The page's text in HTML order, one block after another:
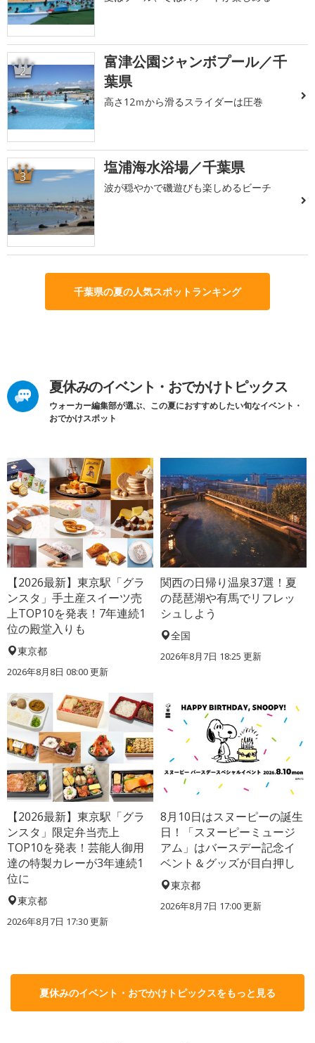
2
富津公園ジャンボプール／千
葉県
高さ12ｍから滑るスライダーは圧巻
3 塩浦海水浴場／千葉県
波が穏やかで磯遊びも楽しめるビーチ
千葉県の夏の人気スポットランキング
夏休みのイベント・おでかけトピックス
ウォーカー編集部が選ぶ、この夏におすすめしたい旬なイベント・
おでかけスポット
【2026最新】東京駅「グラ
ンスタ」手土産スイーツ売
上TOP10を発表！7年連続1
位の殿堂入りも
東京都
2026年8月8日 08:00更新
関西の日帰り温泉37選！夏
の琵琶湖や有馬でリフレッ
シュしよう
全国
2026年8月7日 18:25 更新
【2026最新】東京駅「グラ
ンスタ」限定弁当売上
TOP10を発表！芸能人御用
達の特製カレーが3年連続1
位に
東京都
2026年8月7日 17:30更新
8月10日はスヌーピーの誕生
日！「スヌーピーミュージ
アム」はバースデー記念イ
ベント＆グッズが目白押し
東京都
2026年8月7日 17:00更新
夏休みのイベント・おでかけトピックスをもっと見る